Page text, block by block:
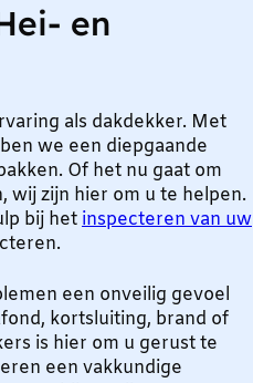
en
als dakdekker. Met
we een diepgaande
Of het nu gaat om
wij zijn hier om u te helpen.
bij het inspecteren van uw
een onveilig gevoel
kortsluiting, brand of
is hier om u gerust te
een vakkundige